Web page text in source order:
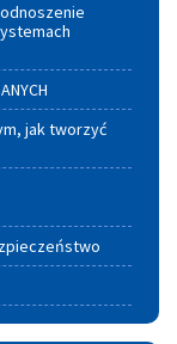
jak tworzyć